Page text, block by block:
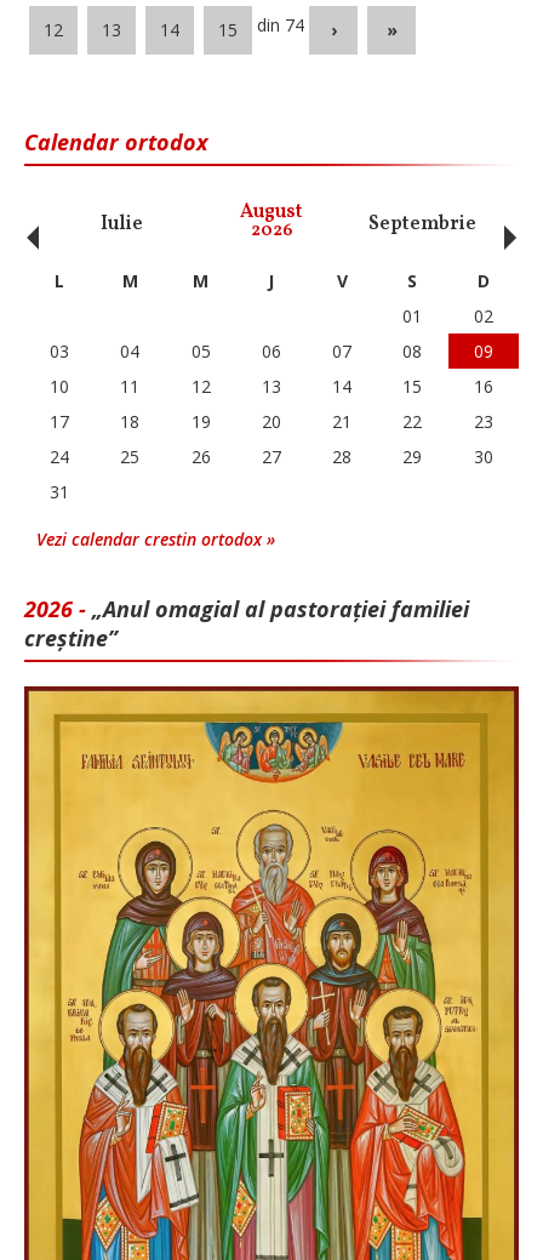
12 13 14 15 din 74 › »
Calendar ortodox
Iulie August
2026 Septembrie
‹ L M M J V S
D
01
02
03
04 05 06 07 08
09
10
11 12 13 14 15
16
17
18 19 20 21 22
23
24
25 26 27 28 29
30
31
Vezi calendar crestin ortodox »
2026 - „Anul omagial al pastorației familiei
creștine”